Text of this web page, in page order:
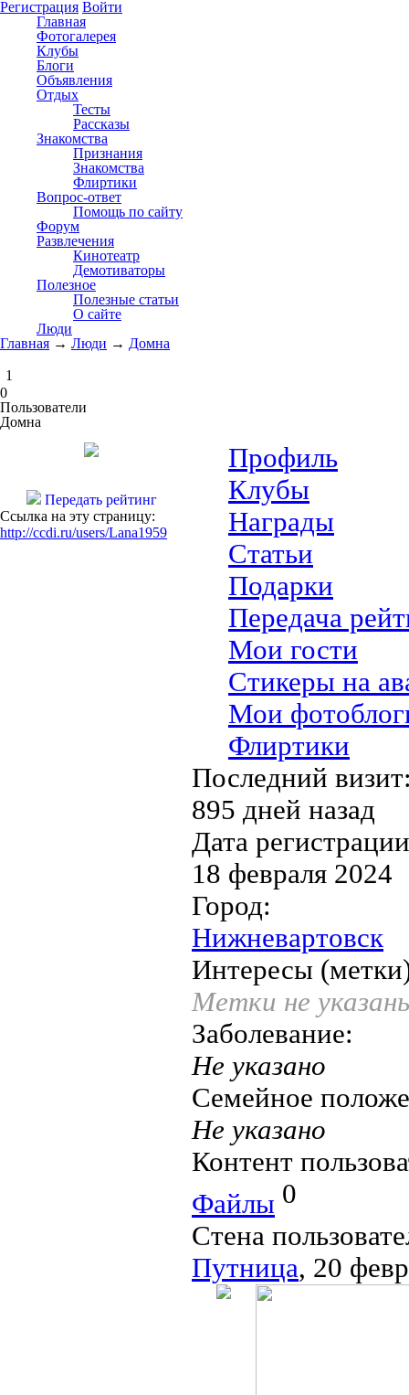
Регистрация Войти
Главная
Фотогалерея
Клубы
Блоги
Объявления
Отдых
Тесты
Рассказы
Знакомства
Признания
Знакомства
Флиртики
Вопрос-ответ
Помощь по сайту
Форум
Развлечения
Кинотеатр
Демотиваторы
Полезное
Полезные статьи
О сайте
Люди
Главная → Люди → Домна
1
0
Пользователи
Домна
Передать рейтинг
Ссылка на эту страницу:
http://ccdi.ru/users/Lana1959
Профиль
Клубы
Награды
Статьи
Подарки
Передача
Мои гости
Стикеры на
Мои
Флиртики
Последний
895 дней назад
Дата
18 февраля 2024
Город:
Нижневартовск
Интересы
Метки не
Заболевание:
Не указано
Семейное
Не указано
Контент
Файлы 0
Стена
Путница, 20